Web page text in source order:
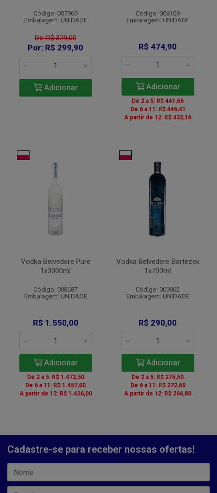
Código: 007960
Embalagem: UNIDADE
De: R$ 329,00
Por: R$ 299,90
Adicionar
Código: 008109
Embalagem: UNIDADE
R$ 474,90
Adicionar
De 2 a 5: R$ 441,66
De 6 a 11: R$ 446,41
A partir de 12: R$ 432,16
Vodka Belvedere Pure
1x3000ml
Código: 008687
Embalagem: UNIDADE
R$ 1.550,00
Adicionar
De 2 a 5: R$ 1.472,50
De 6 a 11: R$ 1.457,00
A partir de 12: R$ 1.426,00
Vodka Belvedere Bartezek
1x700ml
Código: 009062
Embalagem: UNIDADE
R$ 290,00
Adicionar
De 2 a 5: R$ 275,50
De 6 a 11: R$ 272,60
A partir de 12: R$ 266,80
Cadastre-se para receber nossas ofertas!